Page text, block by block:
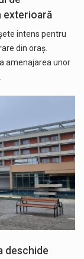
exterioară
intens pentru
din oraș.
amenajarea unor
deschide